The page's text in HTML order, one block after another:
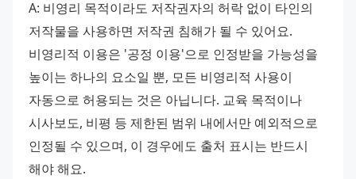
A: 비영리 목적이라도 저작권자의 허락 없이 타인의
저작물을 사용하면 저작권 침해가 될 수 있어요.
비영리적 이용은 '공정 이용'으로 인정받을 가능성을
높이는 하나의 요소일 뿐, 모든 비영리적 사용이
자동으로 허용되는 것은 아닙니다. 교육 목적이나
시사보도, 비평 등 제한된 범위 내에서만 예외적으로
인정될 수 있으며, 이 경우에도 출처 표시는 반드시
해야 해요.